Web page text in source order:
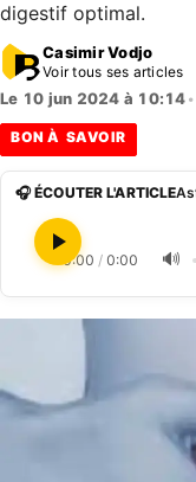
digestif optimal.
Casimir Vodjo
Voir tous ses articles
Le 10 jun 2024 à 10:14•
BON À SAVOIR
🎧 ÉCOUTER L'ARTICLE
0:00 / 0:00 🔊